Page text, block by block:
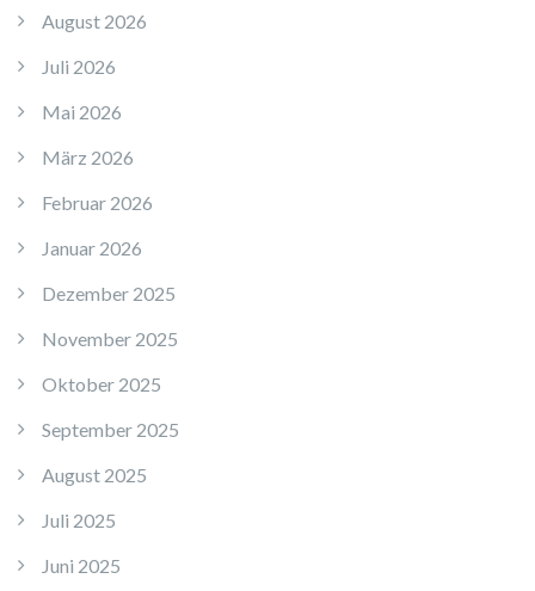
August 2026
Juli 2026
Mai 2026
März 2026
Februar 2026
Januar 2026
Dezember 2025
November 2025
Oktober 2025
September 2025
August 2025
Juli 2025
Juni 2025